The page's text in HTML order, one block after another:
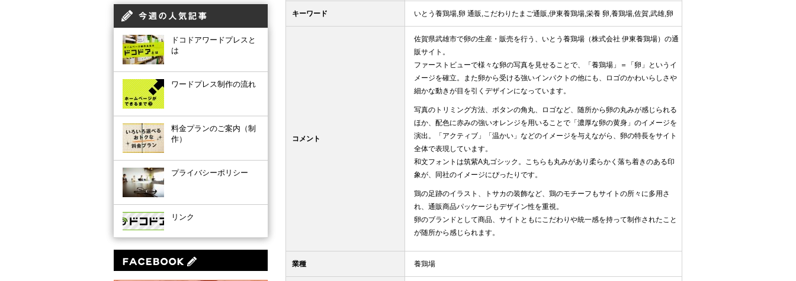
キーワード いとう養鶏場,卵 通販,こだわりたまご通販,伊東養鶏場,栄養 卵,養鶏場,佐賀,武雄,卵
コメント
佐賀県武雄市で卵の生産・販売を行う、いとう養鶏場（株式会社 伊東養鶏場）の通
販サイト。
ファーストビューで様々な卵の写真を見せることで、「養鶏場」＝「卵」というイ
メージを確立。また卵から受ける強いインパクトの他にも、ロゴのかわいらしさや
細かな動きが目を引くデザインになっています。
写真のトリミング方法、ボタンの角丸、ロゴなど、随所から卵の丸みが感じられる
ほか、配色に赤みの強いオレンジを用いることで「濃厚な卵の黄身」のイメージを
演出。「アクティブ」「温かい」などのイメージを与えながら、卵の特長をサイト
全体で表現しています。
和文フォントは筑紫A丸ゴシック。こちらも丸みがあり柔らかく落ち着きのある印
象が、同社のイメージにぴったりです。
鶏の足跡のイラスト、トサカの装飾など、鶏のモチーフもサイトの所々に多用さ
れ、通販商品パッケージもデザイン性を重視。
卵のブランドとして商品、サイトともにこだわりや統一感を持って制作されたこと
が随所から感じられます。
業種 養鶏場
ドコドアワードプレスと
は
ワードプレス制作の流れ
料金プランのご案内（制
作）
プライバシーポリシー
リンク